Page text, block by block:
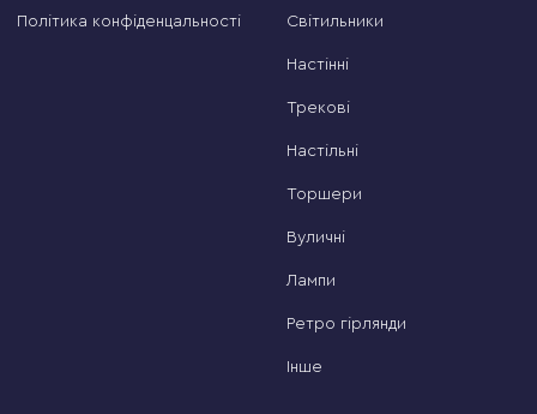
Політика конфіденцальності Світильники
Настінні
Трекові
Настільні
Торшери
Вуличні
Лампи
Ретро гірлянди
Інше